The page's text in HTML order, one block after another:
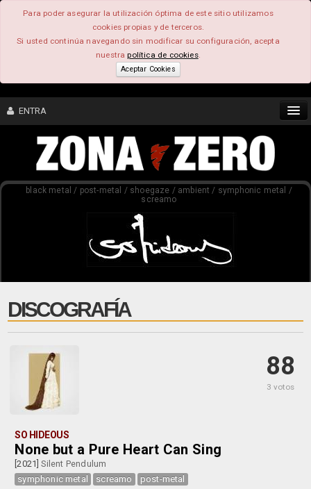
Para poder asegurar la utilización óptima de este sitio utilizamos
cookies propias y de terceros.
Si usted continúa navegando sin modificar su configuración, acepta
nuestrapolítica de cookies.
Aceptar Cookies
ENTRA
CONTENIDO
black metal / post-metal / shoegaze / ambient / symphonic metal /
screamo
DISCOGRAFÍA
88
3 votos
SO HIDEOUS
None but a Pure Heart Can Sing
[2021]Silent Pendulum
symphonic metal
screamo post-metal